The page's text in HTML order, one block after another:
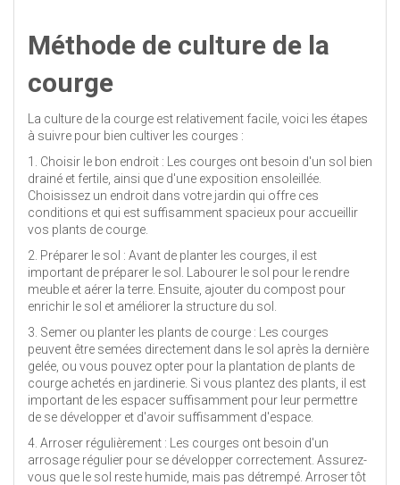
Méthode de culture de la
courge
La culture de la courge est relativement facile, voici les étapes
à suivre pour bien cultiver les courges :
1. Choisir le bon endroit : Les courges ont besoin d'un sol bien
drainé et fertile, ainsi que d'une exposition ensoleillée.
Choisissez un endroit dans votre jardin qui offre ces
conditions et qui est suffisamment spacieux pour accueillir
vos plants de courge.
2. Préparer le sol : Avant de planter les courges, il est
important de préparer le sol. Labourer le sol pour le rendre
meuble et aérer la terre. Ensuite, ajouter du compost pour
enrichir le sol et améliorer la structure du sol.
3. Semer ou planter les plants de courge : Les courges
peuvent être semées directement dans le sol après la dernière
gelée, ou vous pouvez opter pour la plantation de plants de
courge achetés en jardinerie. Si vous plantez des plants, il est
important de les espacer suffisamment pour leur permettre
de se développer et d'avoir suffisamment d'espace.
4. Arroser régulièrement : Les courges ont besoin d'un
arrosage régulier pour se développer correctement. Assurez-
vous que le sol reste humide, mais pas détrempé. Arroser tôt